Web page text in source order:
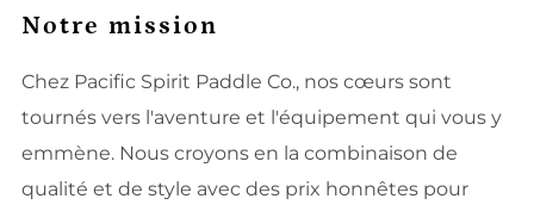
Notre mission
Chez Pacific Spirit Paddle Co., nos cœurs sont
tournés vers l'aventure et l'équipement qui vous y
emmène. Nous croyons en la combinaison de
qualité et de style avec des prix honnêtes pour